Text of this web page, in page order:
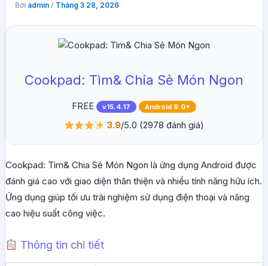
Bởi admin / Tháng 3 28, 2026
Cookpad: Tìm& Chia Sẻ Món Ngon
FREE v15.4.17 Android 8.0+
3.9/5.0 (2978 đánh giá)
Cookpad: Tìm& Chia Sẻ Món Ngon là ứng dụng Android được
đánh giá cao với giao diện thân thiện và nhiều tính năng hữu ích.
Ứng dụng giúp tối ưu trải nghiệm sử dụng điện thoại và nâng
cao hiệu suất công việc.
Thông tin chi tiết